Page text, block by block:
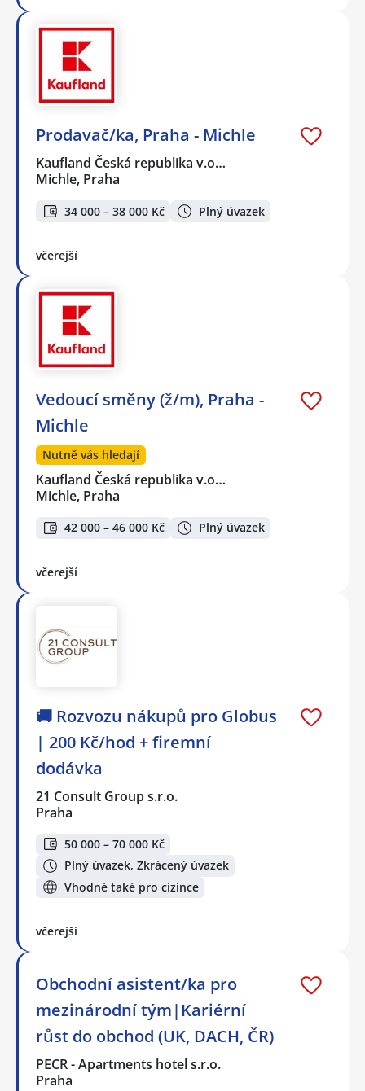
Prodavač/ka, Praha - Michle
Kaufland Česká republika v.o…
Michle, Praha
34 000 – 38 000 Kč Plný úvazek
včerejší
Vedoucí směny (ž/m), Praha -
Michle
Nutně vás hledají
Kaufland Česká republika v.o…
Michle, Praha
42 000 – 46 000 Kč Plný úvazek
včerejší
🚚 Rozvozu nákupů pro Globus
| 200 Kč/hod + firemní
dodávka
21 Consult Group s.r.o.
Praha
50 000 – 70 000 Kč
Plný úvazek, Zkrácený úvazek
Vhodné také pro cizince
včerejší
Obchodní asistent/ka pro
mezinárodní tým|Kariérní
růst do obchod (UK, DACH, ČR)
PECR - Apartments hotel s.r.o.
Praha